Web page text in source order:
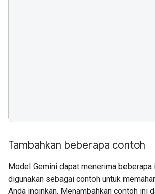
Tambahkan beberapa contoh
Model Gemini dapat menerima beberapa
digunakan sebagai contoh untuk
Anda inginkan. Menambahkan contoh ini